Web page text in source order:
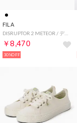
FILA
￥8,470
30%OFF